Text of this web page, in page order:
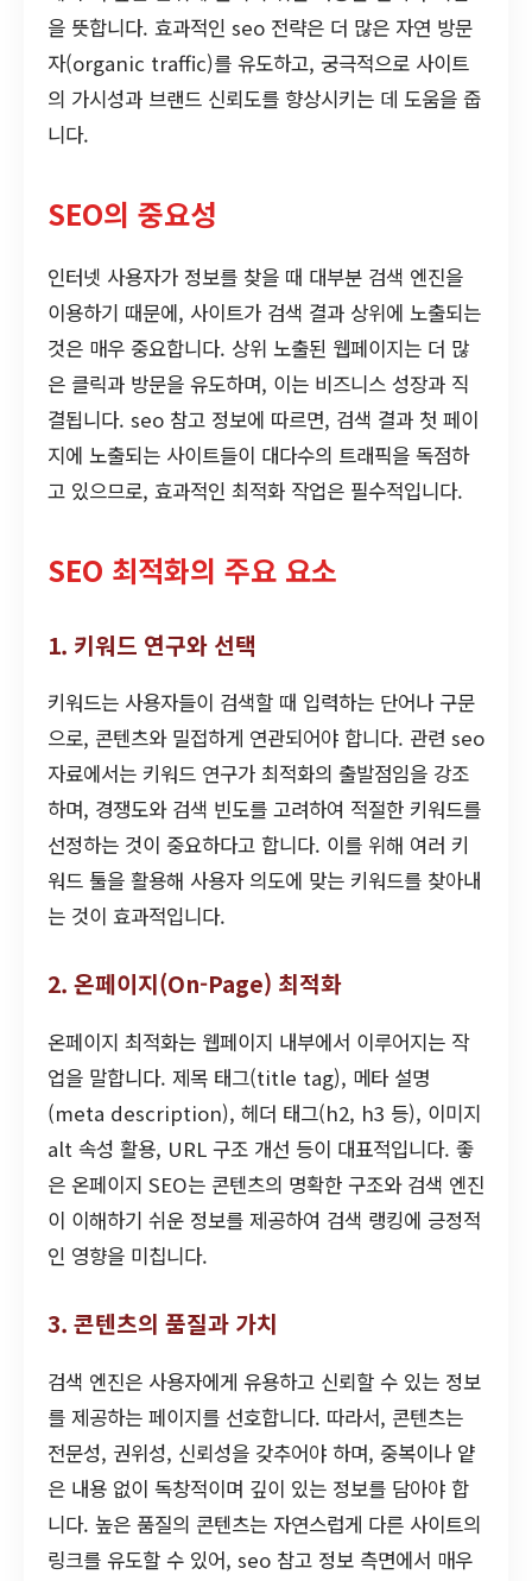
을 뜻합니다. 효과적인 seo 전략은 더 많은 자연 방문
자(organic traffic)를 유도하고, 궁극적으로 사이트
의 가시성과 브랜드 신뢰도를 향상시키는 데 도움을 줍
니다.
SEO의 중요성
인터넷 사용자가 정보를 찾을 때 대부분 검색 엔진을
이용하기 때문에, 사이트가 검색 결과 상위에 노출되는
것은 매우 중요합니다. 상위 노출된 웹페이지는 더 많
은 클릭과 방문을 유도하며, 이는 비즈니스 성장과 직
결됩니다. seo 참고 정보에 따르면, 검색 결과 첫 페이
지에 노출되는 사이트들이 대다수의 트래픽을 독점하
고 있으므로, 효과적인 최적화 작업은 필수적입니다.
SEO 최적화의 주요 요소
1. 키워드 연구와 선택
키워드는 사용자들이 검색할 때 입력하는 단어나 구문
으로, 콘텐츠와 밀접하게 연관되어야 합니다. 관련 seo
자료에서는 키워드 연구가 최적화의 출발점임을 강조
하며, 경쟁도와 검색 빈도를 고려하여 적절한 키워드를
선정하는 것이 중요하다고 합니다. 이를 위해 여러 키
워드 툴을 활용해 사용자 의도에 맞는 키워드를 찾아내
는 것이 효과적입니다.
2. 온페이지(On-Page) 최적화
온페이지 최적화는 웹페이지 내부에서 이루어지는 작
업을 말합니다. 제목 태그(title tag), 메타 설명
(meta description), 헤더 태그(h2, h3 등), 이미지
alt 속성 활용, URL 구조 개선 등이 대표적입니다. 좋
은 온페이지 SEO는 콘텐츠의 명확한 구조와 검색 엔진
이 이해하기 쉬운 정보를 제공하여 검색 랭킹에 긍정적
인 영향을 미칩니다.
3. 콘텐츠의 품질과 가치
검색 엔진은 사용자에게 유용하고 신뢰할 수 있는 정보
를 제공하는 페이지를 선호합니다. 따라서, 콘텐츠는
전문성, 권위성, 신뢰성을 갖추어야 하며, 중복이나 얕
은 내용 없이 독창적이며 깊이 있는 정보를 담아야 합
니다. 높은 품질의 콘텐츠는 자연스럽게 다른 사이트의
링크를 유도할 수 있어, seo 참고 정보 측면에서 매우